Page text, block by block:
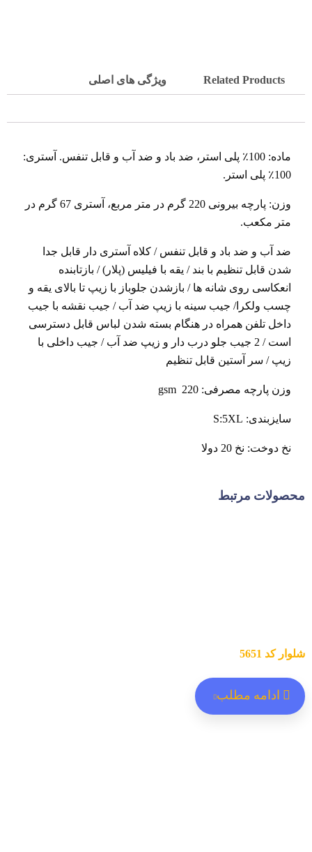
Related Products ویژگی های اصلی
ماده: 100٪ پلی استر، ضد باد و ضد آب و قابل تنفس. آستری:
100٪ پلی استر.
وزن: پارچه بیرونی 220 گرم در متر مربع، آستری 67 گرم در
متر مکعب.
ضد آب و ضد باد و قابل تنفس / کلاه آستری دار قابل جدا
شدن قابل تنظیم با بند / یقه با فیلیس (پلار) / بازتابنده
انعکاسی روی شانه ها / بازشدن جلوباز با زیپ تا بالای یقه و
چسب ولکرا/ جیب سینه با زیپ ضد آب / جیب نقشه با جیب
داخل تلفن همراه در هنگام بسته شدن لباس قابل دسترسی
است / 2 جیب جلو درب دار و زیپ ضد آب / جیب داخلی با
زیپ / سر آستین قابل تنظیم
وزن پارچه مصرفی: gsm 220
سایزبندی: S:5XL
نخ دوخت: نخ 20 دولا
محصولات مرتبط
شلوار کد 5651
ادامه مطلب